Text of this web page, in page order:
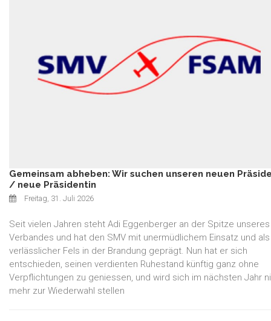
Gemeinsam abheben: Wir suchen unseren neuen
/ neue Präsidentin
Freitag, 31. Juli 2026
Seit vielen Jahren steht Adi Eggenberger an der Spitze unseres
Verbandes und hat den SMV mit unermüdlichem Einsatz und als
verlässlicher Fels in der Brandung geprägt. Nun hat er sich
entschieden, seinen verdienten Ruhestand künftig ganz ohne
Verpflichtungen zu geniessen, und wird sich im nächsten Jahr
mehr zur Wiederwahl stellen